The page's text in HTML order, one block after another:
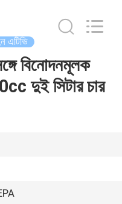
এটিভি
বিনোদনমূলক
দুই সিটার চার